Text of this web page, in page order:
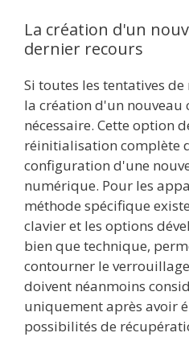
La création d'un
dernier recours
Si toutes les tentatives
la création d'un nouveau
nécessaire. Cette option
réinitialisation complète
configuration d'une
numérique. Pour les
méthode spécifique
clavier et les options
bien que technique,
contourner le
doivent néanmoins
uniquement après avoir
possibilités de